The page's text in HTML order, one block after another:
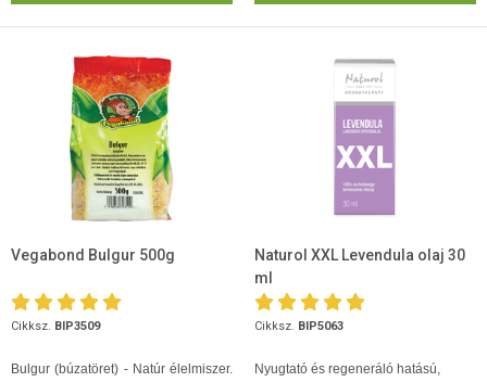
Vegabond Bulgur 500g
Cikksz. BIP3509
Bulgur (búzatöret) - Natúr élelmiszer.
Naturol XXL Levendula olaj 30
ml
Cikksz. BIP5063
Nyugtató és regeneráló hatású,